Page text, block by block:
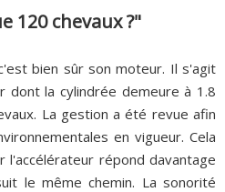
120 chevaux ?"
bien sûr son moteur. Il s'agit
dont la cylindrée demeure à 1.8
La gestion a été revue afin
en vigueur. Cela
l'accélérateur répond davantage
le même chemin. La sonorité